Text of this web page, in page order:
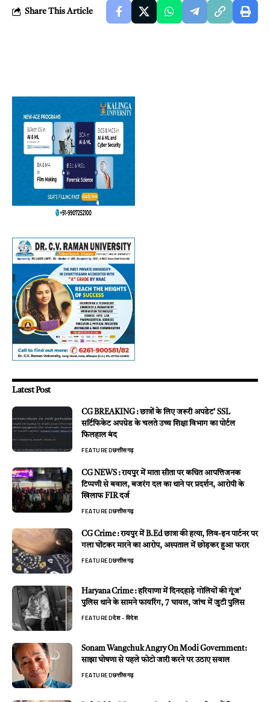
Share This Article
Latest Post
CG BREAKING : छात्रों के लिए जरूरी अपडेट’ SSL
सर्टिफिकेट अपग्रेड के चलते उच्च शिक्षा विभाग का पोर्टल
फिलहाल बंद
FEATUREDछत्तीसगढ़
CG NEWS : रायपुर में माता सीता पर कथित आपत्तिजनक
टिप्पणी से बवाल, बजरंग दल का थाने पर प्रदर्शन, आरोपी के
खिलाफ FIR दर्ज
FEATUREDछत्तीसगढ़
CG Crime : रायपुर में B.Ed छात्रा की हत्या, लिव-इन पार्टनर पर
गला घोंटकर मारने का आरोप, अस्पताल में छोड़कर हुआ फरार
FEATUREDछत्तीसगढ़
Haryana Crime : हरियाणा में दिनदहाड़े गोलियों की गूंज’
पुलिस थाने के सामने फायरिंग, 7 घायल, जांच में जुटी पुलिस
FEATUREDदेश - विदेश
Sonam Wangchuk Angry On Modi Government:
साझा घोषणा से पहले फोटो जारी करने पर उठाए सवाल
FEATUREDछत्तीसगढ़